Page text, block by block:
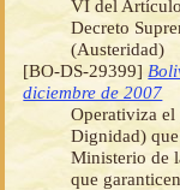
VI del
Decreto
(Austeridad)
[BO-DS-29399]
diciembre de 2007
Operativiza el
Dignidad)
Ministerio de
que